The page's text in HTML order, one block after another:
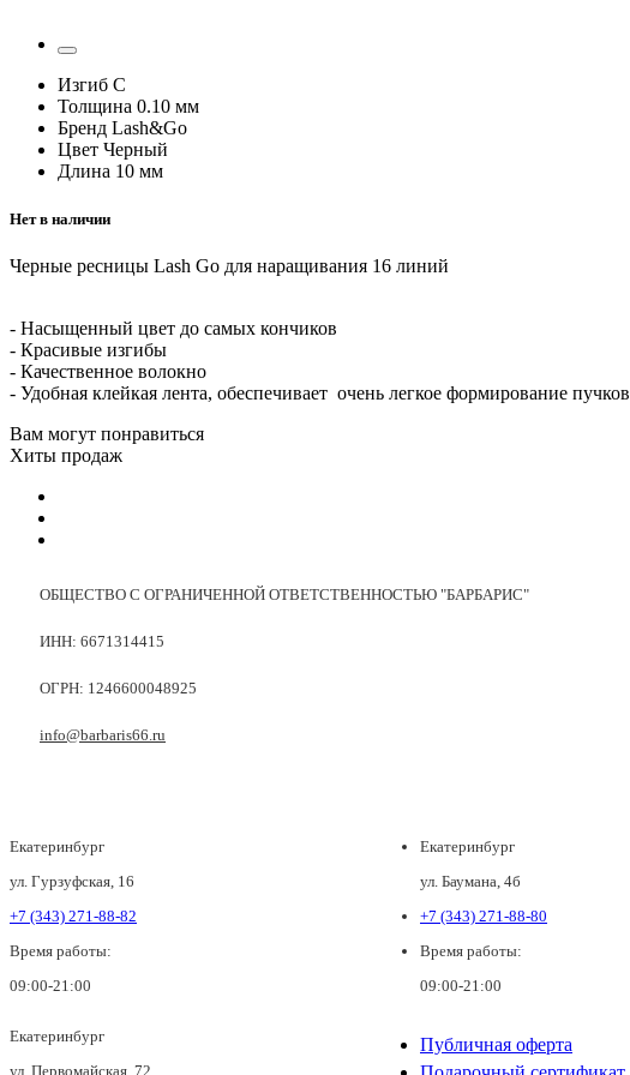
Изгиб C
Толщина 0.10 мм
Бренд Lash&Go
Цвет Черный
Длина 10 мм
Нет в наличии
Черные ресницы Lash Go для наращивания 16 линий
- Насыщенный цвет до самых кончиков
- Красивые изгибы
- Качественное волокно
- Удобная клейкая лента, обеспечивает очень легкое формирование пучков
Вам могут понравиться
Хиты продаж
ОБЩЕСТВО С ОГРАНИЧЕННОЙ ОТВЕТСТВЕННОСТЬЮ "БАРБАРИС"
ИНН: 6671314415
ОГРН: 1246600048925
info@barbaris66.ru
Екатеринбург
ул. Гурзуфская, 16
+7 (343) 271-88-82
Время работы:
09:00-21:00
Екатеринбург
ул. Баумана, 4б
+7 (343) 271-88-80
Время работы:
09:00-21:00
Екатеринбург
ул. Первомайская, 72
Публичная оферта